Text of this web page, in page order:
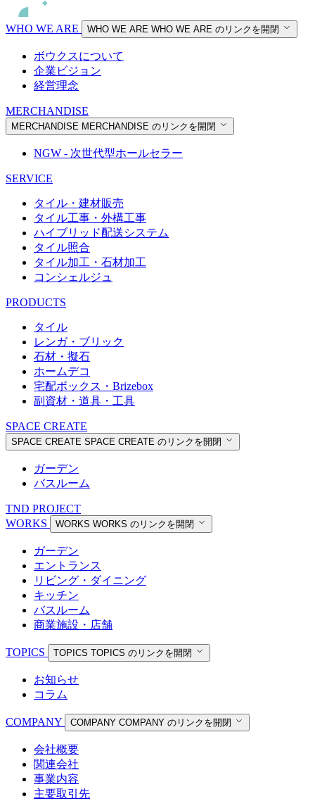
WHO WE ARE WHO WE ARE WHO WE ARE のリンクを開閉
ボウクスについて
企業ビジョン
経営理念
MERCHANDISE
MERCHANDISE MERCHANDISE のリンクを開閉
NGW - 次世代型ホールセラー
SERVICE
タイル・建材販売
タイル工事・外構工事
ハイブリッド配送システム
タイル照合
タイル加工・石材加工
コンシェルジュ
PRODUCTS
タイル
レンガ・ブリック
石材・擬石
ホームデコ
宅配ボックス・Brizebox
副資材・道具・工具
SPACE CREATE
SPACE CREATE SPACE CREATE のリンクを開閉
ガーデン
バスルーム
TND PROJECT
WORKS
WORKS WORKS のリンクを開閉
ガーデン
エントランス
リビング・ダイニング
キッチン
バスルーム
商業施設・店舗
TOPICS TOPICS TOPICS のリンクを開閉
お知らせ
コラム
COMPANY COMPANY COMPANY のリンクを開閉
会社概要
関連会社
事業内容
主要取引先